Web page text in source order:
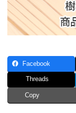
Facebook
Threads
Copy